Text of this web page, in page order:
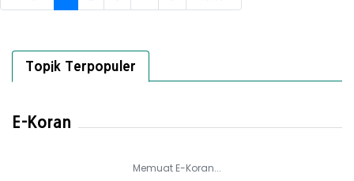
Topik Terpopuler
E-Koran
Memuat E-Koran...